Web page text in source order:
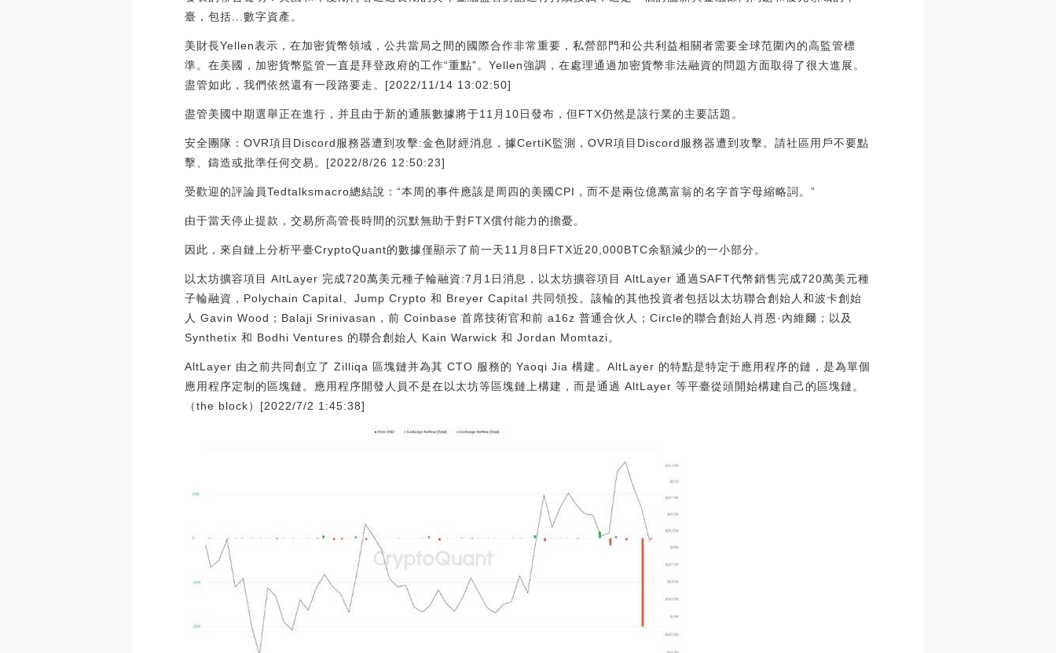
臺，包括...數字資產。
美財長Yellen表示，在加密貨幣領域，公共當局之間的國際合作非常重要，私營部門和公共利益相關者需要全球范圍內的高監管標
準。在美國，加密貨幣監管一直是拜登政府的工作“重點”。Yellen強調，在處理通過加密貨幣非法融資的問題方面取得了很大進展。
盡管如此，我們依然還有一段路要走。[2022/11/14 13:02:50]
盡管美國中期選舉正在進行，并且由于新的通脹數據將于11月10日發布，但FTX仍然是該行業的主要話題。
安全團隊：OVR項目Discord服務器遭到攻擊:金色財經消息，據CertiK監測，OVR項目Discord服務器遭到攻擊。請社區用戶不要點
擊、鑄造或批準任何交易。[2022/8/26 12:50:23]
受歡迎的評論員Tedtalksmacro總結說：“本周的事件應該是周四的美國CPI，而不是兩位億萬富翁的名字首字母縮略詞。”
由于當天停止提款，交易所高管長時間的沉默無助于對FTX償付能力的擔憂。
因此，來自鏈上分析平臺CryptoQuant的數據僅顯示了前一天11月8日FTX近20,000BTC余額減少的一小部分。
以太坊擴容項目 AltLayer 完成720萬美元種子輪融資:7月1日消息，以太坊擴容項目 AltLayer 通過SAFT代幣銷售完成720萬美元種
子輪融資，Polychain Capital、Jump Crypto 和 Breyer Capital 共同領投。該輪的其他投資者包括以太坊聯合創始人和波卡創始
人 Gavin Wood；Balaji Srinivasan，前 Coinbase 首席技術官和前 a16z 普通合伙人；Circle的聯合創始人肖恩·內維爾；以及
Synthetix 和 Bodhi Ventures 的聯合創始人 Kain Warwick 和 Jordan Momtazi。
AltLayer 由之前共同創立了 Zilliqa 區塊鏈并為其 CTO 服務的 Yaoqi Jia 構建。AltLayer 的特點是特定于應用程序的鏈，是為單個
應用程序定制的區塊鏈。應用程序開發人員不是在以太坊等區塊鏈上構建，而是通過 AltLayer 等平臺從頭開始構建自己的區塊鏈。
（the block）[2022/7/2 1:45:38]